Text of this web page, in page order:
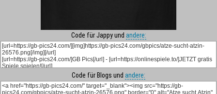
Code für Jappy und andere:
Code für Blogs und andere: